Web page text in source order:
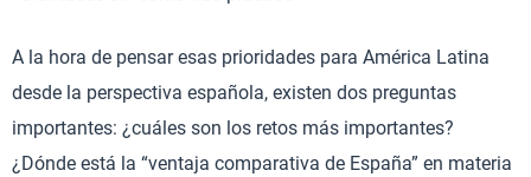
A la hora de pensar esas prioridades para América Latina
desde la perspectiva española, existen dos preguntas
importantes: ¿cuáles son los retos más importantes?
¿Dónde está la “ventaja comparativa de España” en materia